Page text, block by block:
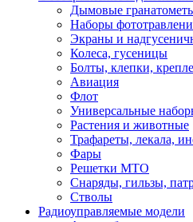
Дымовые
Наборы
Экраны и
Колеса, гусеницы
Болты, клепки,
Авиация
Флот
Универсальные
Растения и животные
Трафареты, лекала,
Фары
Решетки МТО
Снаряды, гильзы,
Стволы
Радиоуправляемые модели